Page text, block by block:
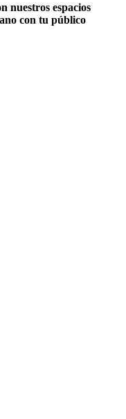
nuestros espacios
con tu público